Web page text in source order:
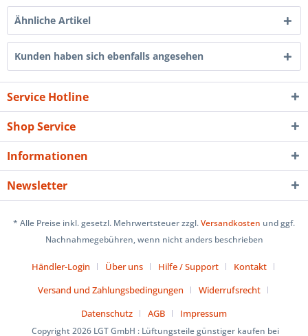
Ähnliche Artikel
Kunden haben sich ebenfalls angesehen
Service Hotline
Shop Service
Informationen
Newsletter
* Alle Preise inkl. gesetzl. Mehrwertsteuer zzgl.Versandkosten und ggf.
Nachnahmegebühren, wenn nicht anders beschrieben
Händler-Login Über uns Hilfe / Support
Kontakt
Versand und Zahlungsbedingungen
Widerrufsrecht
Datenschutz
AGB Impressum
Copyright 2026 LGT GmbH : Lüftungsteile günstiger kaufen bei